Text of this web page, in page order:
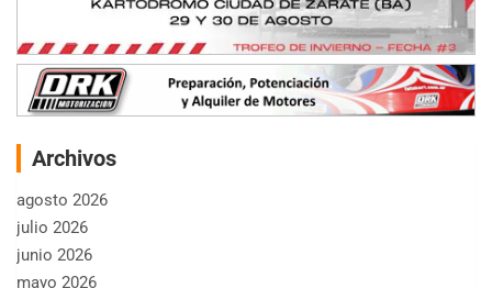
Archivos
agosto 2026
julio 2026
junio 2026
mayo 2026